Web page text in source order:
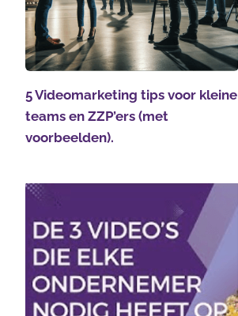
5 Videomarketing tips voor kleine
teams en ZZP’ers (met
voorbeelden).